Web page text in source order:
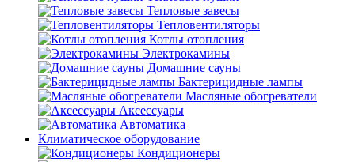
Тепловые завесы
Тепловентиляторы
Котлы отопления
Электрокамины
Домашние сауны
Бактерицидные лампы
Масляные обогреватели
Аксессуары
Автоматика
Климатическое оборудование
Кондиционеры